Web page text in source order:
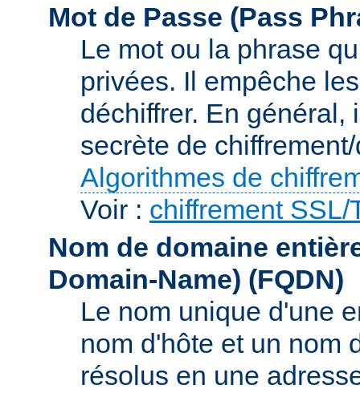
Mot de Passe (Pass
Le mot ou la phrase
privées. Il empêche
déchiffrer. En général,
secrète de
Algorithmes de
Voir : chiffrement SSL/
Nom de domaine
Domain-Name) (FQDN)
Le nom unique d'une
nom d'hôte et un nom
résolus en une